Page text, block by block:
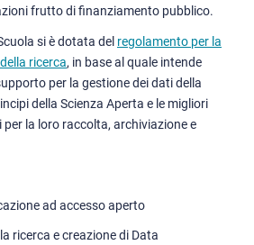
frutto di finanziamento pubblico.
si è dotata del regolamento per la
ricerca, in base al quale intende
per la gestione dei dati della
della Scienza Aperta e le migliori
la loro raccolta, archiviazione e
ad accesso aperto
ricerca e creazione di Data